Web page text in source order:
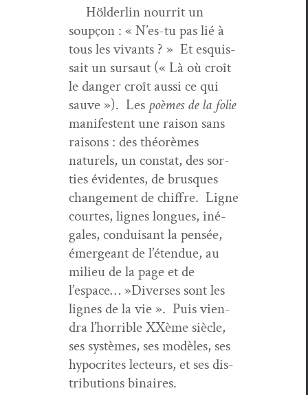
Hölder­lin nour­rit un
soupçon : « N’es-tu pas lié à
tous les vivants ? » Et esquis­
sait un sur­saut (« Là où croît
le dan­ger croît aus­si ce qui
sauve »). Les poèmes de la folie
man­i­fes­tent une rai­son sans
raisons : des théorèmes
naturels, un con­stat, des sor­
ties évi­dentes, de brusques
change­ment de chiffre. Ligne
cour­tes, lignes longues, iné­
gales, con­duisant la pen­sée,
émergeant de l’étendue, au
milieu de la page et de
l’espace… »Divers­es sont les
lignes de la vie ». Puis vien­
dra l’horrible XXème siè­cle,
ses sys­tèmes, ses mod­èles, ses
hyp­ocrites lecteurs, et ses dis­
tri­b­u­tions binaires.